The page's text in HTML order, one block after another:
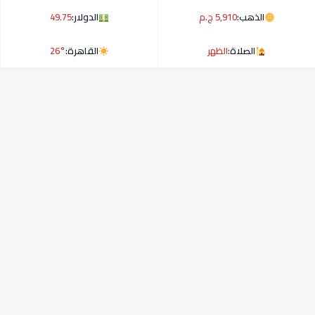
الذهب:5,910 ج.م الدولار:49.75
الصلاة:الظهر القاهرة:26°